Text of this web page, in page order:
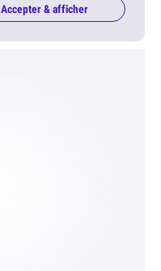
Accepter & afficher